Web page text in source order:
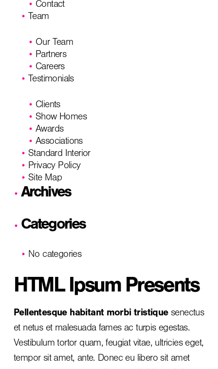
Contact
Team
Our Team
Partners
Careers
Testimonials
Clients
Show Homes
Awards
Associations
Standard Interior
Privacy Policy
Site Map
Archives
Categories
No categories
HTML Ipsum Presents
Pellentesque habitant morbi tristiquesenectus
et netus et malesuada fames ac turpis egestas.
Vestibulum tortor quam, feugiat vitae, ultricies eget,
tempor sit amet, ante. Donec eu libero sit amet